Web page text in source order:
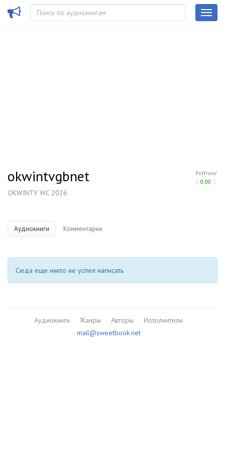
Рейтинг
0.00
okwintvgbnet
OKWINTV WC 2026
Аудиокниги Комментарии
Сюда еще никто не успел написать
Аудиокниги Жанры Авторы
Исполнители
mail@sweetbook.net